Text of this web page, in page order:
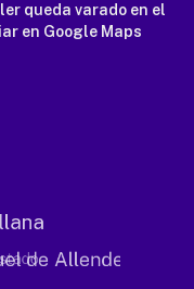
queda varado en el
en Google Maps